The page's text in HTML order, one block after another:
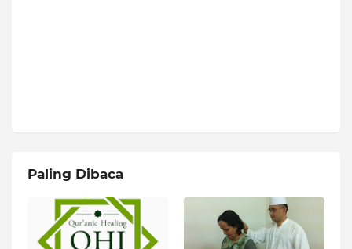
Paling Dibaca